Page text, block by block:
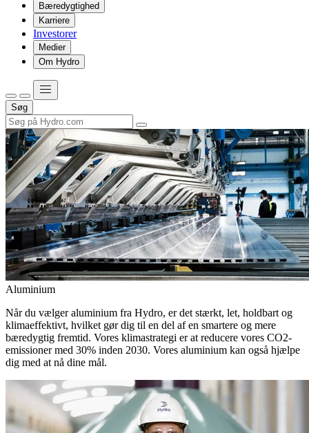
Bæredygtighed
Karriere
Investorer
Medier
Om Hydro
Søg
Aluminium
Når du vælger aluminium fra Hydro, er det stærkt, let, holdbart og
klimaeffektivt, hvilket gør dig til en del af en smartere og mere
bæredygtig fremtid. Vores klimastrategi er at reducere vores CO2-
emissioner med 30% inden 2030. Vores aluminium kan også hjælpe
dig med at nå dine mål.